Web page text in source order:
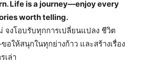
Life is a journey—enjoy every
worth telling.
จงโอบรับทุกการเปลี่ยนแปลง ชีวิต
อให้สนุกในทุกย่างก้าว และสร้างเรื่อง
เล่า